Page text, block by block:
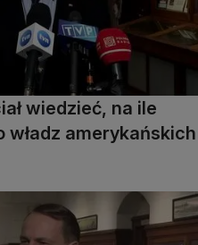
wiedzieć, na ile
władz amerykańskich